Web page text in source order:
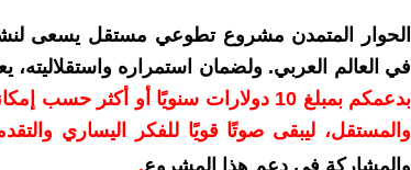
الحوار المتمدن مشروع تطوعي مستقل يسعى لنشر
في العالم العربي. ولضمان استمراره
بدعمكم بمبلغ 10 دولارات سنويًا أو
والمستقل، ليبقى صوتًا قويًا للفكر اليساري
والمشاركة في دعم هذا المشروع.